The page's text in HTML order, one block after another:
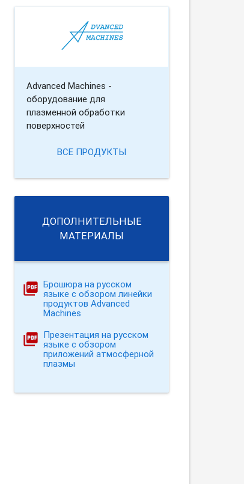
Advanced Machines -
оборудование для
плазменной обработки
поверхностей
ВСЕ ПРОДУКТЫ
ДОПОЛНИТЕЛЬНЫЕ
МАТЕРИАЛЫ
Брошюра на русском
языке с обзором линейки
продуктов Advanced
Machines
Презентация на русском
языке с обзором
приложений атмосферной
плазмы